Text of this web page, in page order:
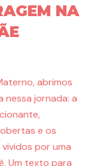
NA
abrimos
nessa jornada: a
e os
por uma
Um texto para